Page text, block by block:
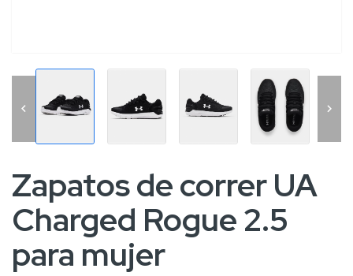
 
Zapatos de correr UA
Charged Rogue 2.5
para mujer